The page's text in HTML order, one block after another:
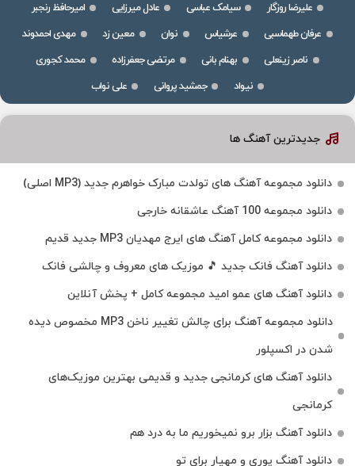
علیرضا روزگار
سیامک عباسی عادل میرزایی
امیرحافظ رنجبر
عرفان طهماسبی
عرشیاس نوان معین زد
مهدی احمدوند
ناصر زینعلی
بهنام بانی مرتضی جعفرزاده
محمد کجوری
نیواد
جمشید پروانی علی نواب
جدیدترین آهنگ ها
دانلود مجموعه آهنگ های تولدت مبارک خواهرم جدید (MP3 اصلی)
دانلود مجموعه 100 آهنگ عاشقانه خارجی
دانلود مجموعه کامل آهنگ های ایرج مهدیان MP3 جدید قدیم
دانلود آهنگ فانک جدید 🎵 موزیک‌ های معروف و چالشی فانک
دانلود آهنگ های عمو امید مجموعه کامل + پخش آنلاین
دانلود مجموعه آهنگ برای چالش تغییر ناخن MP3 مخصوص دیده
شدن در اکسپلور
دانلود آهنگ‌ های کرمانجی جدید و قدیمی بهترین موزیک‌های
کرمانجی
دانلود آهنگ بزار برو نمیخوریم ما به درد هم
دانلود آهنگ پوری و مهیار برای تو